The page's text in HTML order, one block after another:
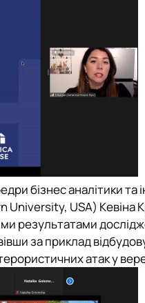
бізнес аналітики та
USA) Кевіна
результатами
за приклад
атак у